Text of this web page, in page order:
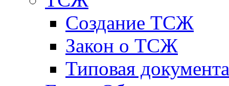
Создание ТСЖ
Закон о ТСЖ
Типовая